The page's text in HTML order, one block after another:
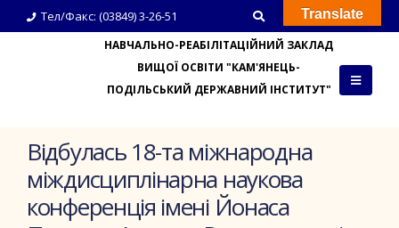
Тел/Факс: (03849) 3-26-51
НАВЧАЛЬНО-РЕАБІЛІТАЦІЙНИЙ ЗАКЛАД
ВИЩОЇ ОСВІТИ "КАМ'ЯНЕЦЬ-
ПОДІЛЬСЬКИЙ ДЕРЖАВНИЙ ІНСТИТУТ"
Відбулась 18-та міжнародна
міждисциплінарна наукова
конференція імені Йонаса
Translate